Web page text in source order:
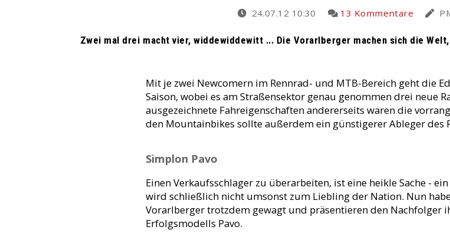
24.07.12 10:30 13 Kommentare
Zwei mal drei macht vier, widdewiddewitt ... Die Vorarlberger machen sich die
Mit je zwei Newcomern im Rennrad- und MTB-Bereich geht die
Saison, wobei es am Straßensektor genau genommen drei neue
ausgezeichnete Fahreigenschaften andererseits waren die
den Mountainbikes sollte außerdem ein günstigerer Ableger des
Simplon Pavo
Einen Verkaufsschlager zu überarbeiten, ist eine heikle Sache -
wird schließlich nicht umsonst zum Liebling der Nation. Nun
Vorarlberger trotzdem gewagt und präsentieren den Nachfolger
Erfolgsmodells Pavo.